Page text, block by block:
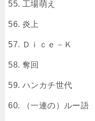
工場萌え
炎上
Ｄｉｃｅ－Ｋ
奪回
ハンカチ世代
（一連の）ルー語